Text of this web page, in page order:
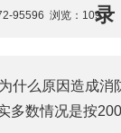
录
95596 浏览： 109
什么原因造成
多数情况是按